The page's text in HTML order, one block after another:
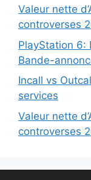
Valeur nette
controverses
PlayStation 6:
Bande-
Incall vs
services
Valeur nette
controverses